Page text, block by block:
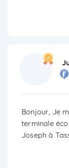
Bonjour, Je
terminale
Joseph à